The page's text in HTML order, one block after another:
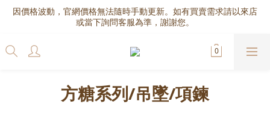
因價格波動，官網價格無法隨時手動更新。如有買賣需求請以來店
或當下詢問客服為準，謝謝您。
方糖系列/吊墜/項鍊